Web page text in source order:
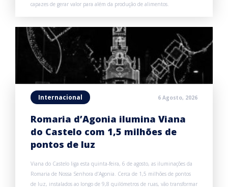
capazes de gerar valor para além da produção de alimentos.
Internacional 6 Agosto, 2026
Romaria d’Agonia ilumina Viana
do Castelo com 1,5 milhões de
pontos de luz
Viana do Castelo liga esta quinta-feira, 6 de agosto, as iluminações da
Romaria de Nossa Senhora d’Agonia. Cerca de 1,5 milhões de pontos
de luz, instalados ao longo de 9,8 quilómetros de ruas, vão transformar